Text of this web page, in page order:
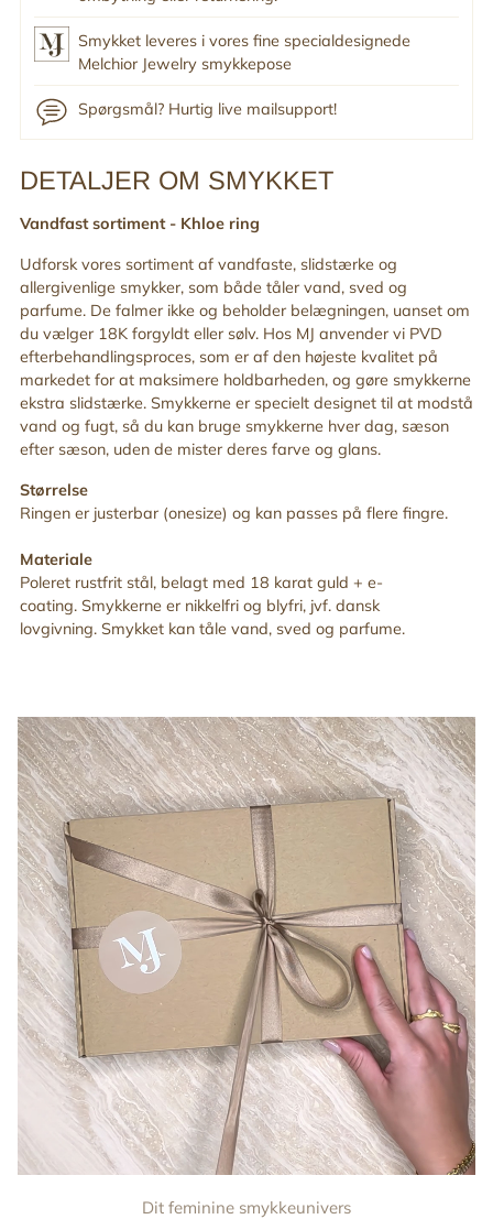
Smykket leveres i vores fine specialdesignede
Melchior Jewelry smykkepose
Spørgsmål? Hurtig live mailsupport!
Tilføj
til
din
indkøbskurv
DETALJER OM SMYKKET
Vandfast sortiment - Khloe ring
Udforsk vores sortiment af vandfaste, slidstærke og
allergivenlige smykker, som både tåler vand, sved og
parfume. De falmer ikke og beholder belægningen, uanset om
du vælger 18K forgyldt eller sølv. Hos MJ anvender vi PVD
efterbehandlingsproces, som er af den højeste kvalitet på
markedet for at maksimere holdbarheden, og gøre smykkerne
ekstra slidstærke. Smykkerne er specielt designet til at modstå
vand og fugt, så du kan bruge smykkerne hver dag, sæson
efter sæson, uden de mister deres farve og glans.
Størrelse
Ringen er justerbar (onesize) og kan passes på flere fingre.
Materiale
Poleret rustfrit stål, belagt med 18 karat guld + e-
coating. Smykkerne er nikkelfri og blyfri, jvf. dansk
lovgivning. Smykket kan tåle vand, sved og parfume.
Dit feminine smykkeunivers